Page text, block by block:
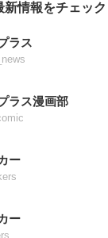
情報をチェック
ラス
ラス漫画部
ー
ー